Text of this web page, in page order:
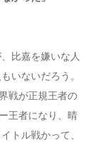
比嘉を嫌いな人
いないだろう。
戦が正規王者の
王者になり、晴
トル戦かって、